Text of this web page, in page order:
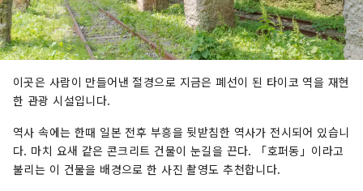
이곳은 사람이 만들어낸 절경으로 지금은 폐선이 된 타이코 역을 재현
한 관광 시설입니다.
역사 속에는 한때 일본 전후 부흥을 뒷받침한 역사가 전시되어 있습니
다. 마치 요새 같은 콘크리트 건물이 눈길을 끈다. 「호퍼동」이라고
불리는 이 건물을 배경으로 한 사진 촬영도 추천합니다.